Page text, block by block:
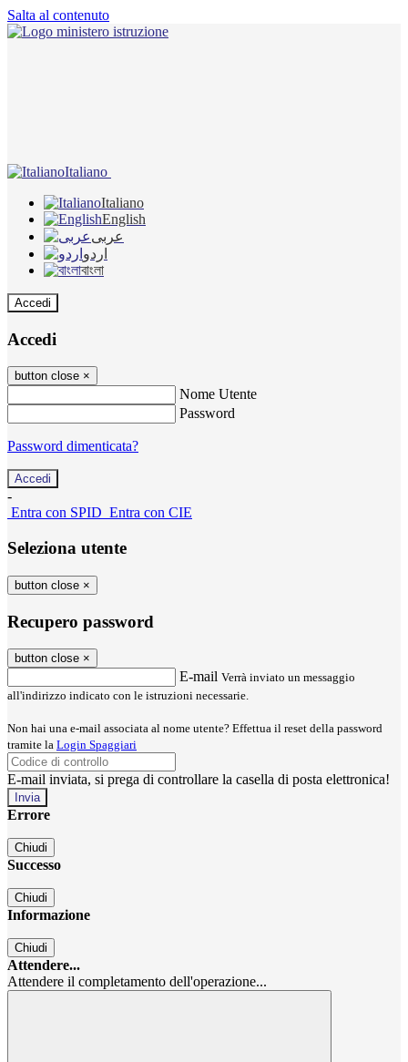
Salta al contenuto
Italiano
Italiano
English
عربى
اردو
বাংলা
Accedi
Accedi
button close ×
Nome Utente
Password
Password dimenticata?
-
Entra con SPID Entra con CIE
Seleziona utente
button close ×
Recupero password
button close ×
E-mail Verrà inviato un messaggio
all'indirizzo indicato con le istruzioni necessarie.
Non hai una e-mail associata al nome utente? Effettua il reset della password
tramite la Login Spaggiari
E-mail inviata, si prega di controllare la casella di posta elettronica!
Errore
Chiudi
Successo
Chiudi
Informazione
Chiudi
Attendere...
Attendere il completamento dell'operazione...